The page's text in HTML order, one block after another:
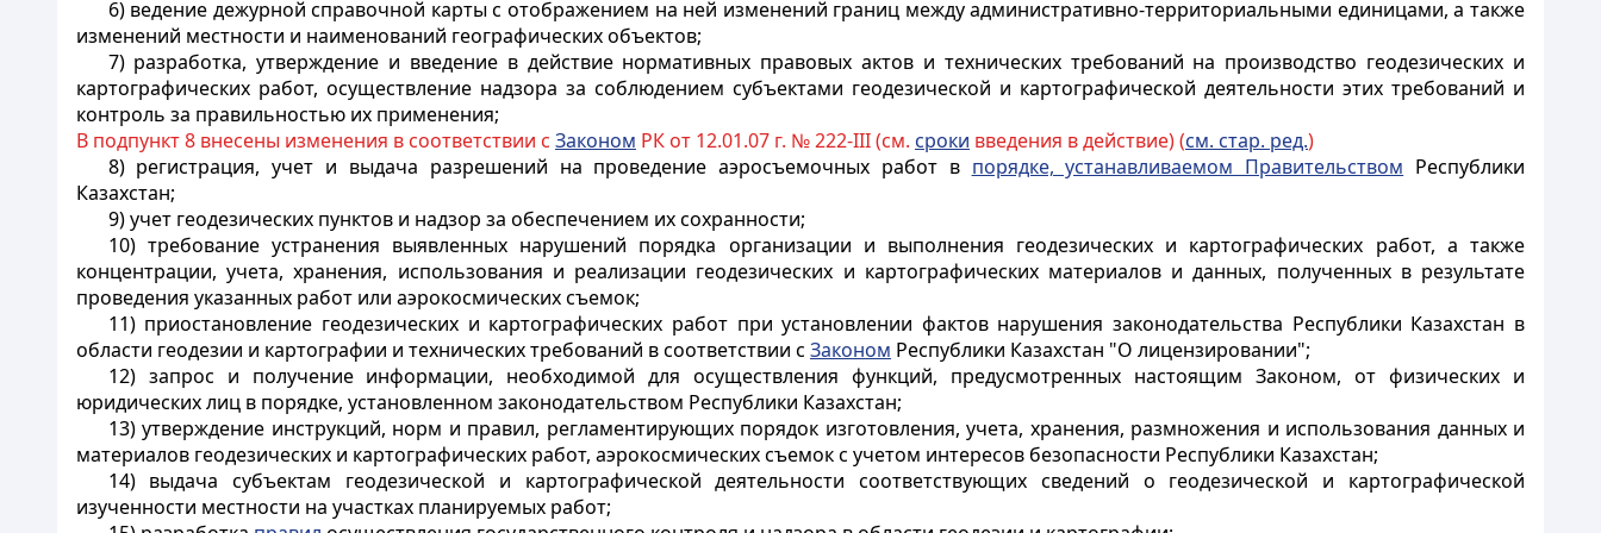
6) ведение дежурной справочной карты с отображением на ней изменений границ между административно-территориальными единицами, а также
изменений местности и наименований географических объектов;
7) разработка, утверждение и введение в действие нормативных правовых актов и технических требований на производство геодезических и
картографических работ, осуществление надзора за соблюдением субъектами геодезической и картографической деятельности этих требований и
контроль за правильностью их применения;
В подпункт 8 внесены изменения в соответствии с Законом РК от 12.01.07 г. № 222-III (см. сроки введения в действие) (см. стар. ред.)
8) регистрация, учет и выдача разрешений на проведение аэросъемочных работ в порядке, устанавливаемом Правительством Республики
Казахстан;
9) учет геодезических пунктов и надзор за обеспечением их сохранности;
10) требование устранения выявленных нарушений порядка организации и выполнения геодезических и картографических работ, а также
концентрации, учета, хранения, использования и реализации геодезических и картографических материалов и данных, полученных в результате
проведения указанных работ или аэрокосмических съемок;
11) приостановление геодезических и картографических работ при установлении фактов нарушения законодательства Республики Казахстан в
области геодезии и картографии и технических требований в соответствии с Законом Республики Казахстан "О лицензировании";
12) запрос и получение информации, необходимой для осуществления функций, предусмотренных настоящим Законом, от физических и
юридических лиц в порядке, установленном законодательством Республики Казахстан;
13) утверждение инструкций, норм и правил, регламентирующих порядок изготовления, учета, хранения, размножения и использования данных и
материалов геодезических и картографических работ, аэрокосмических съемок с учетом интересов безопасности Республики Казахстан;
14) выдача субъектам геодезической и картографической деятельности соответствующих сведений о геодезической и картографической
изученности местности на участках планируемых работ;